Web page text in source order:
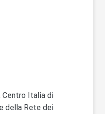
Centro Italia di
della Rete dei